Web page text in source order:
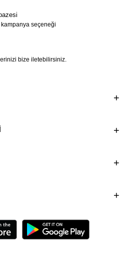
seçeneği
bize iletebilirsiniz.